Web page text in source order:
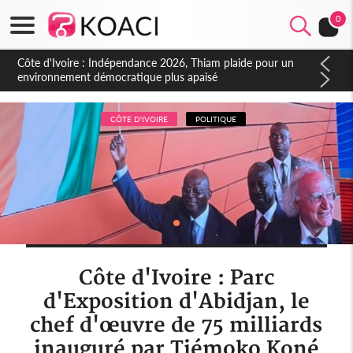
0
Côte d'Ivoire : Concours INFAS 2026, les convocations
seront disponibles à compter du samedi
CÔTE D'IVOIRE POLITIQUE
Côte d'Ivoire : Parc
d'Exposition d'Abidjan, le
chef d'œuvre de 75 milliards